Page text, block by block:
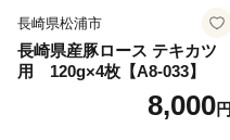
長崎県松浦市
長崎県産豚ロース テキカツ
用 120g×4枚【A8-033】
8,000円